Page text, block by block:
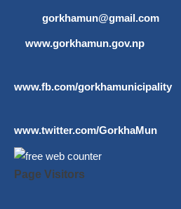
gorkhamun@gmail.com
www.gorkhamun.gov.np
www.fb.com/gorkhamunicipality
www.twitter.com/GorkhaMun
Page Visitors